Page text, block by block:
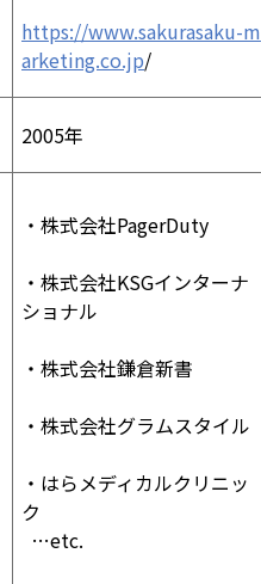
https://www.sakurasaku-m
arketing.co.jp/
2005年
・株式会社PagerDuty
・株式会社KSGインターナ
ショナル
・株式会社鎌倉新書
・株式会社グラムスタイル
・はらメディカルクリニッ
ク
…etc.